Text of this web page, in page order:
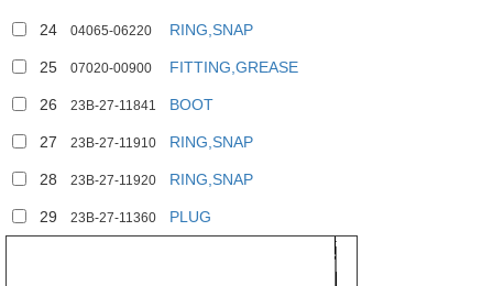
24 04065-06220 RING,SNAP
25 07020-00900 FITTING,GREASE
26 23B-27-11841 BOOT
27 23B-27-11910 RING,SNAP
28 23B-27-11920 RING,SNAP
29 23B-27-11360 PLUG